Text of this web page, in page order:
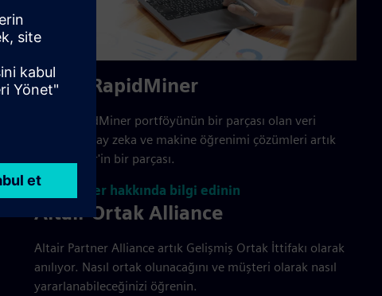
Altair RapidMiner
Altair RapidMiner portföyünün bir parçası olan veri
analizi, yapay zeka ve makine öğrenimi çözümleri artık
Rapidminer'in bir parçası.
Rapidminer hakkında bilgi edinin
Altair Ortak Alliance
Altair Partner Alliance artık Gelişmiş Ortak İttifakı olarak
anılıyor. Nasıl ortak olunacağını ve müşteri olarak nasıl
yararlanabileceğinizi öğrenin.